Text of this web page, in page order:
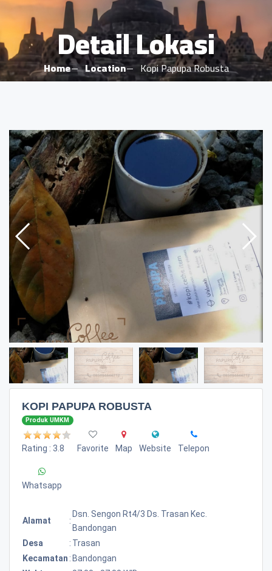
Detail Lokasi
Home Location Kopi Papupa Robusta
KOPI PAPUPA ROBUSTA
Produk UMKM
Rating : 3.8 Favorite Map Website Telepon
Whatsapp
Alamat :
Dsn. Sengon Rt4/3 Ds. Trasan Kec.
Bandongan
Desa
: Trasan
Kecamatan : Bandongan